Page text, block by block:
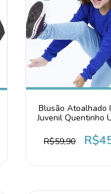
Blusão Atoalhado
Juvenil Quentinho
R$59,90